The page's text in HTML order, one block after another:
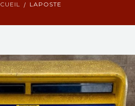
LAPOSTE